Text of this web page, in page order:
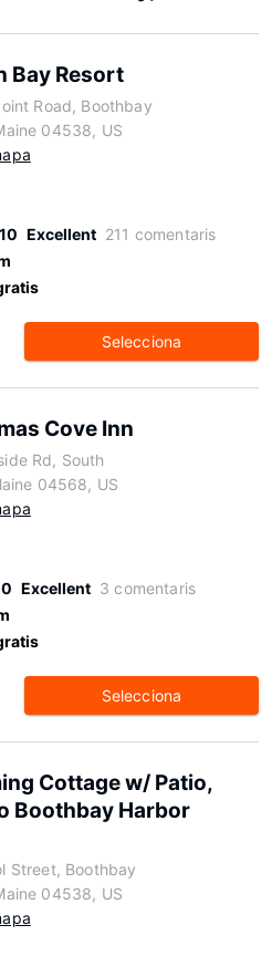
Bay Resort
Road, Boothbay
04538, US
Excellent 211 comentaris
Selecciona
Cove Inn
Rd, South
04568, US
Excellent 3 comentaris
Selecciona
Cottage w/ Patio,
Boothbay Harbor
Street, Boothbay
04538, US